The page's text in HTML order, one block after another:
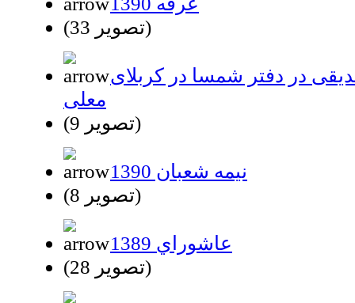
(33 تصویر)
در دفتر شمسا در کربلای
معلی
(9 تصویر)
نیمه شعبان 1390
(8 تصویر)
عاشوراي 1389
(28 تصویر)